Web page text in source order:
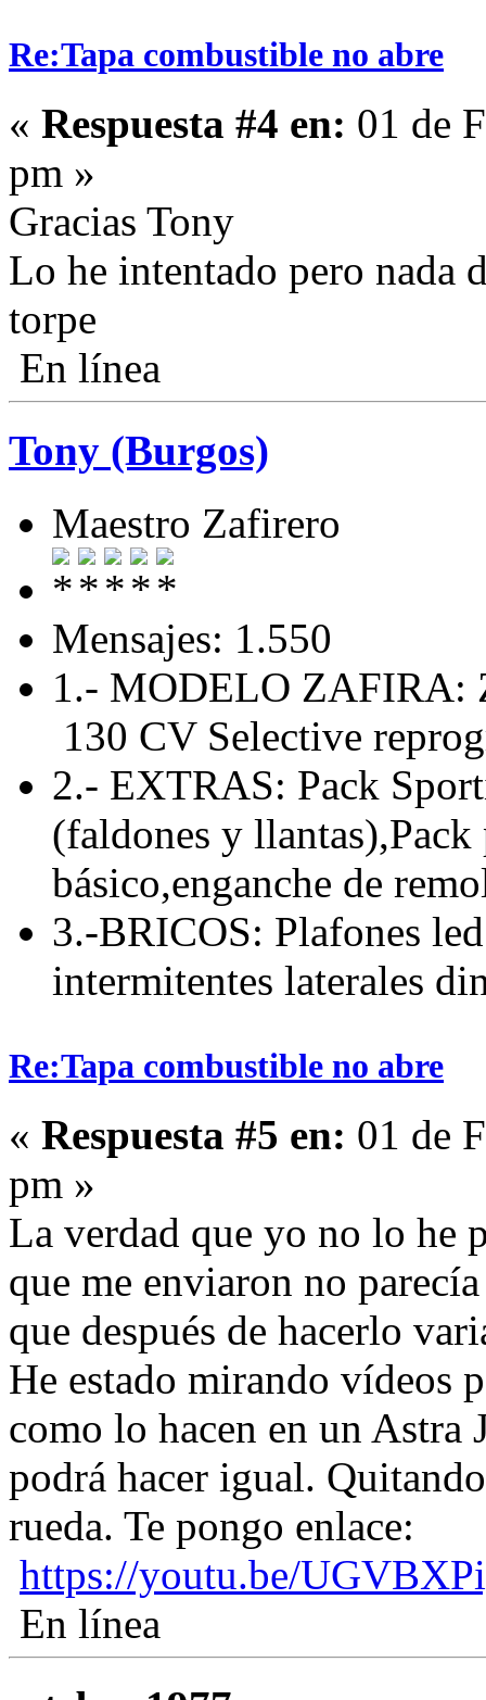
Re:Tapa combustible no abre
« Respuesta #4 en: 01 de
pm »
Gracias Tony
Lo he intentado pero nada
torpe
En línea
Tony (Burgos)
Maestro Zafirero
Mensajes: 1.550
1.- MODELO ZAFIRA:
130 CV Selective
2.- EXTRAS: Pack
(faldones y
básico,enganche de
3.-BRICOS: Plafones
intermitentes laterales
Re:Tapa combustible no abre
« Respuesta #5 en: 01 de
pm »
La verdad que yo no lo he
que me enviaron no
que después de hacerlo
He estado mirando vídeos
como lo hacen en un Astra
podrá hacer igual.
rueda. Te pongo enlace:
https://youtu.be/
En línea